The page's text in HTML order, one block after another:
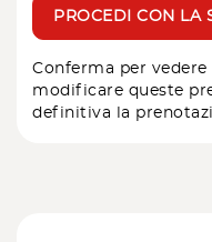
PROCEDI CON LA
Conferma per
modificare queste
definitiva la